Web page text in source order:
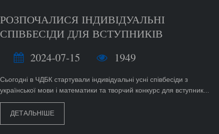
РОЗПОЧАЛИСЯ ІНДИВІДУАЛЬНІ
СПІВБЕСІДИ ДЛЯ ВСТУПНИКІВ
2024-07-15
1949
Сьогодні в ЧДБК стартували індивідуальні усні співбесіди з
української мови і математики та творчий конкурс для вступник...
ДЕТАЛЬНІШЕ